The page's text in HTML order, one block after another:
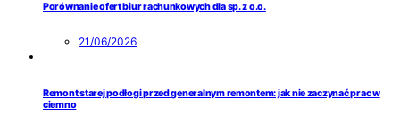
Porównanie ofert biur rachunkowych dla sp. z o.o.
21/06/2026
Remont starej podłogi przed generalnym remontem: jak nie zaczynać prac w
ciemno